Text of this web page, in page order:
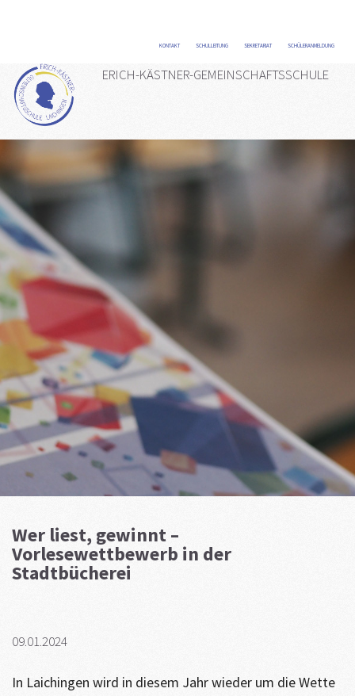
KONTAKT SCHULLEITUNG SEKRETARIAT SCHÜLERANMELDUNG
ERICH-KÄSTNER-GEMEINSCHAFTSSCHULE
Wer liest, gewinnt –
Vorlesewettbewerb in der
Stadtbücherei
09.01.2024
In Laichingen wird in diesem Jahr wieder um die Wette